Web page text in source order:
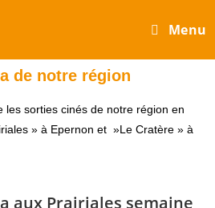
Menu
de notre région
les sorties cinés de notre région en
» à Epernon et »Le Cratère » à
aux Prairiales semaine